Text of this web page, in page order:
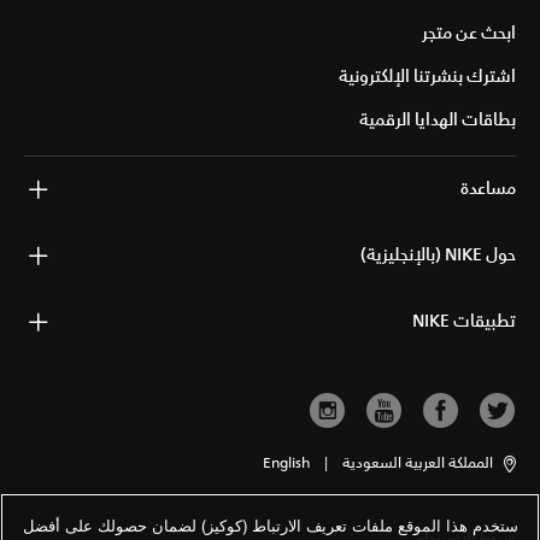
ابحث عن متجر
اشترك بنشرتنا الإلكترونية
بطاقات الهدايا الرقمية
مساعدة
حول NIKE (بالإنجليزية)
تطبيقات NIKE
المملكة العربية السعودية |
English
ستخدم هذا الموقع ملفات تعريف الارتباط (كوكيز) لضمان حصولك على أفضل